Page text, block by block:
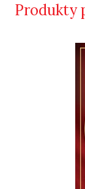
Produkty